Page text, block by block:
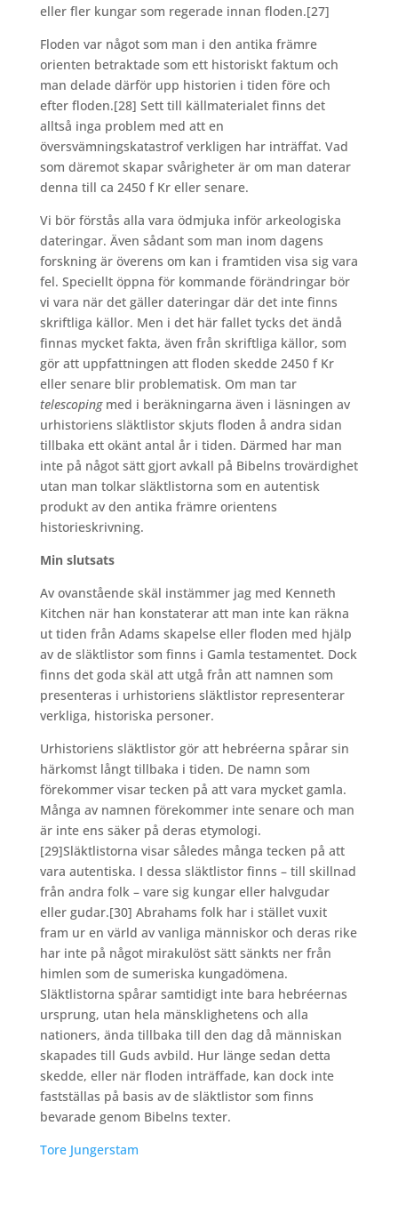
eller fler kungar som regerade innan floden.[27]
Floden var något som man i den antika främre
orienten betraktade som ett historiskt faktum och
man delade därför upp historien i tiden före och
efter floden.[28] Sett till källmaterialet finns det
alltså inga problem med att en
översvämningskatastrof verkligen har inträffat. Vad
som däremot skapar svårigheter är om man daterar
denna till ca 2450 f Kr eller senare.
Vi bör förstås alla vara ödmjuka inför arkeologiska
dateringar. Även sådant som man inom dagens
forskning är överens om kan i framtiden visa sig vara
fel. Speciellt öppna för kommande förändringar bör
vi vara när det gäller dateringar där det inte finns
skriftliga källor. Men i det här fallet tycks det ändå
finnas mycket fakta, även från skriftliga källor, som
gör att uppfattningen att floden skedde 2450 f Kr
eller senare blir problematisk. Om man tar
telescopingmed i beräkningarna även i läsningen av
urhistoriens släktlistor skjuts floden å andra sidan
tillbaka ett okänt antal år i tiden. Därmed har man
inte på något sätt gjort avkall på Bibelns trovärdighet
utan man tolkar släktlistorna som en autentisk
produkt av den antika främre orientens
historieskrivning.
Min slutsats
Av ovanstående skäl instämmer jag med Kenneth
Kitchen när han konstaterar att man inte kan räkna
ut tiden från Adams skapelse eller floden med hjälp
av de släktlistor som finns i Gamla testamentet. Dock
finns det goda skäl att utgå från att namnen som
presenteras i urhistoriens släktlistor representerar
verkliga, historiska personer.
Urhistoriens släktlistor gör att hebréerna spårar sin
härkomst långt tillbaka i tiden. De namn som
förekommer visar tecken på att vara mycket gamla.
Många av namnen förekommer inte senare och man
är inte ens säker på deras etymologi.
[29]Släktlistorna visar således många tecken på att
vara autentiska. I dessa släktlistor finns – till skillnad
från andra folk – vare sig kungar eller halvgudar
eller gudar.[30] Abrahams folk har i stället vuxit
fram ur en värld av vanliga människor och deras rike
har inte på något mirakulöst sätt sänkts ner från
himlen som de sumeriska kungadömena.
Släktlistorna spårar samtidigt inte bara hebréernas
ursprung, utan hela mänsklighetens och alla
nationers, ända tillbaka till den dag då människan
skapades till Guds avbild. Hur länge sedan detta
skedde, eller när floden inträffade, kan dock inte
fastställas på basis av de släktlistor som finns
bevarade genom Bibelns texter.
Tore Jungerstam